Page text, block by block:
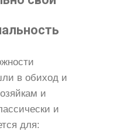
в обиход и
и
и
для: